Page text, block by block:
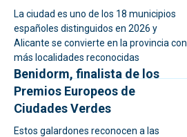
La ciudad es uno de los 18 municipios
españoles distinguidos en 2026 y
Alicante se convierte en la provincia con
más localidades reconocidas
Benidorm, finalista de los
Premios Europeos de
Ciudades Verdes
Estos galardones reconocen a las